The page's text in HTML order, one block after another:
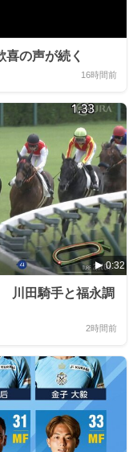
喜の声が続く
16時間前
0:32
川田騎手と福永調
2時間前